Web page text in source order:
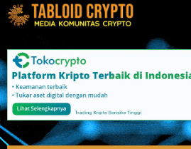
Lewati
ke
konten